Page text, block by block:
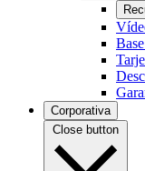
Corporativa
Close button